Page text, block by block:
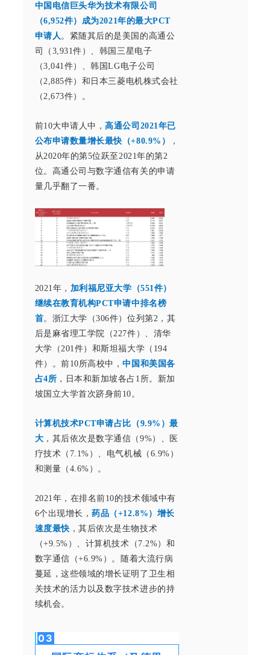
中国电信巨头华为技术有限公司
（6,952件）成为2021年的最大PCT
申请人 。紧随其后的是美国的高通公
司（3,931件）、韩国三星电子
（3,041件）、韩国LG电子公司
（2,885件）和日本三菱电机株式会社
（2,673件）。
前10大申请人中，高通公司2021年已
公布申请数量增长最快（+80.9%）
，
从2020年的第5位跃至2021年的第2
位。高通公司与数字通信有关的申请
量几乎翻了一番。
2021年， 加利福尼亚大学（551件）
继续在教育机构PCT申请中排名榜
首。浙江大学（306件）位列第2，其
后是麻省理工学院（227件）、清华
大学（201件）和斯坦福大学（194
件）。前10所高校中，中国和美国各
占4所 ，日本和新加坡各占1所。新加
坡国立大学首次跻身前10。
计算机技术PCT申请占比（9.9%）最
大 ，其后依次是数字通信（9%）、医
疗技术（7.1%）、电气机械（6.9%）
和测量（4.6%）。
2021年，在排名前10的技术领域中有
6个出现增长，药品（+12.8%）增长
速度最快 ，其后依次是生物技术
（+9.5%）、计算机技术（7.2%）和
数字通信（+6.9%）。随着大流行病
蔓延，这些领域的增长证明了卫生相
关技术的活力以及数字技术进步的持
续机会。
03